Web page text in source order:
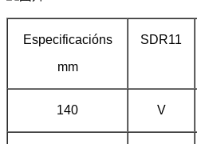
Especificacións
mm
SDR11
140 V